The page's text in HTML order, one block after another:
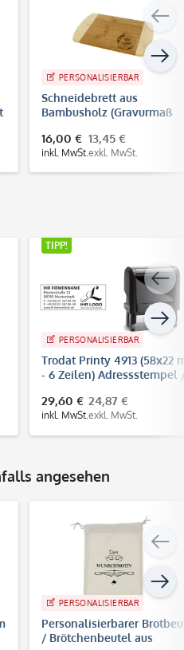
PERSONALISIERBAR
Schneidebrett aus
Bambusholz (Gravurmaß
16,00 €
inkl. MwSt.
13,45 €
exkl. MwSt.
TIPP!
PERSONALISIERBAR
Trodat Printy 4913 (58x22
- 6 Zeilen) Adressstempel
29,60 €
inkl. MwSt.
24,87 €
exkl. MwSt.
angesehen
PERSONALISIERBAR
Personalisierbarer
/ Brötchenbeutel aus